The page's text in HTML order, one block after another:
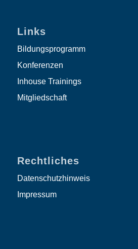
Links
Bildungsprogramm
Konferenzen
Inhouse Trainings
Mitgliedschaft
Rechtliches
Datenschutzhinweis
Impressum